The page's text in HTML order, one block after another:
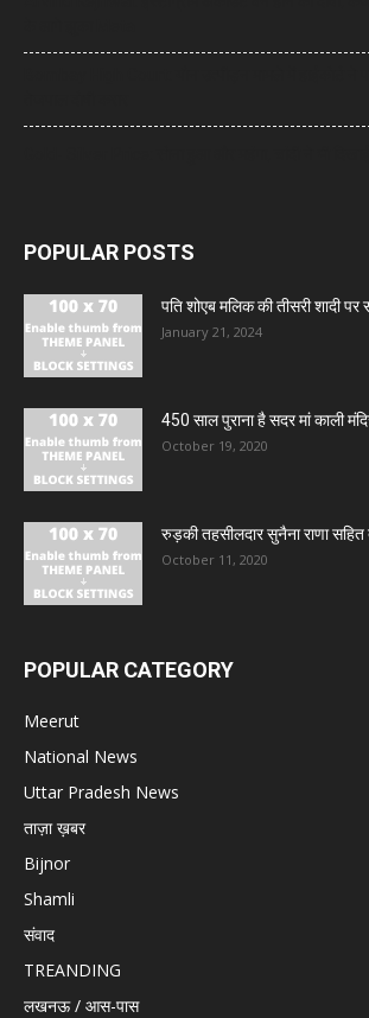
POPULAR POSTS
पति शोएब मलिक की तीसरी शादी पर
January 21, 2024
450 साल पुराना है सदर मां काली
October 19, 2020
रुड़की तहसीलदार सुनैना राणा सहित
October 11, 2020
POPULAR CATEGORY
Meerut
National News
Uttar Pradesh News
ताज़ा ख़बर
Bijnor
Shamli
संवाद
TREANDING
लखनऊ / आस-पास